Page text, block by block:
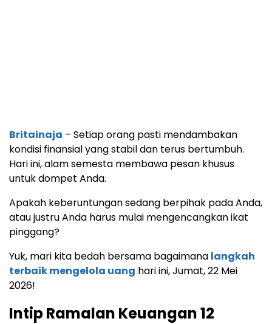
Britainaja – Setiap orang pasti mendambakan
kondisi finansial yang stabil dan terus bertumbuh.
Hari ini, alam semesta membawa pesan khusus
untuk dompet Anda.
Apakah keberuntungan sedang berpihak pada Anda,
atau justru Anda harus mulai mengencangkan ikat
pinggang?
Yuk, mari kita bedah bersama bagaimana langkah
terbaik mengelola uang hari ini, Jumat, 22 Mei
2026!
Intip Ramalan Keuangan 12